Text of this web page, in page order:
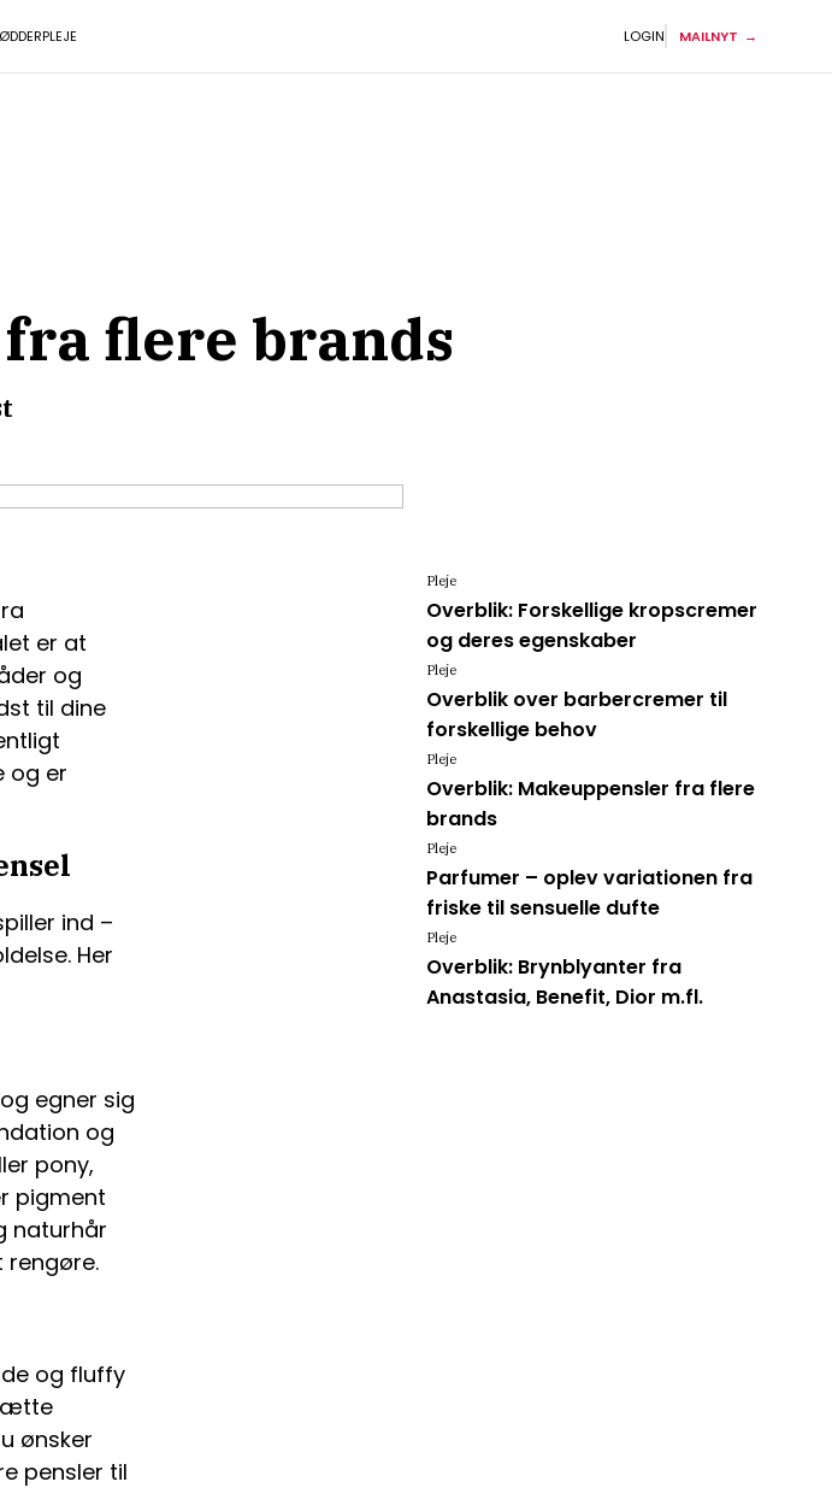
PLEJE LOGIN MAILNYT
flere brands
er at
og
til dine
og er
ind –
Her
egner sig
og
pony,
pigment
naturhår
og fluffy
ønsker
pensler til
Overblik: Forskellige kropscremer
og deres egenskaber
Pleje
Overblik over barbercremer til
forskellige behov
Pleje
Overblik: Makeuppensler fra flere
brands
Pleje
Parfumer – oplev variationen fra
friske til sensuelle dufte
Pleje
Overblik: Brynblyanter fra
Anastasia, Benefit, Dior m.fl.
Pleje